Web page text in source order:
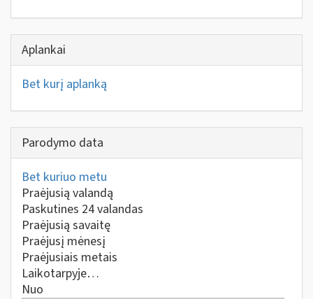
Aplankai
Bet kurį aplanką
Parodymo data
Bet kuriuo metu
Praėjusią valandą
Paskutines 24 valandas
Praėjusią savaitę
Praėjusį mėnesį
Praėjusiais metais
Laikotarpyje…
Nuo